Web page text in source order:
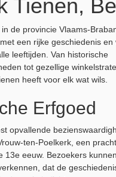
Tienen,
de provincie Vlaams-
een rijke geschiedenis
leeftijden. Van historische
tot gezellige
heeft voor elk wat wils.
Erfgoed
opvallende
ten-Poelkerk, een
13e eeuw. Bezoekers
dat de